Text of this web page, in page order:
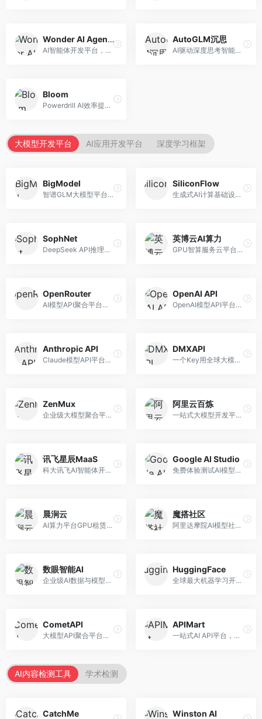
Wonder AI Agents
AI智能体开发平台，专注于低代码智能体创建。面向开发者，提供可视化开发、模板库、部署服务等功能，开发门槛低。
AutoGLM沉思
AI驱动深度思考智能体，专注于复杂推理任务。面向高级用户，提供深度分析、逻辑推理、决策支持等服务，推理能力强。
Bloom
Powerdrill AI效率提升平台，专注于企业智能化。面向企业用户，提供智能体创建、流程自动化、数据分析等服务，企业效率提升显著。
大模型开发平台 AI应用开发平台 深度学习框架
BigModel
智谱GLM大模型平台，提供API调用与模型服务。面向开发者和企业用户，提供GLM系列模型API、微调服务、应用开发工具等，开源生态完善。
SiliconFlow
生成式AI计算基础设施平台，专注于模型推理服务。面向开发者和企业，提供多模型API、高性能推理、成本优化等服务，推理性价比高。
SophNet
DeepSeek API推理平台，专注于DeepSeek模型服务。面向开发者，提供DeepSeek模型API、高性能推理、低成本服务，推理效率高。
英博云AI算力
GPU智算服务云平台，专注于AI算力租赁。面向AI研究者和企业，提供GPU租赁、模型训练、推理服务等，算力资源丰富。
OpenRouter
AI模型API聚合平台，整合多种主流大模型。面向开发者，提供统一API接口、模型对比、成本优化等服务，模型选择灵活。
OpenAI API
OpenAI模型API平台，提供GPT系列模型服务。面向开发者，提供模型API、微调服务、Assistants API等，是AI开发领域的基础设施。
Anthropic API
Claude模型API平台，专注于安全可靠的AI服务。面向开发者，提供Claude系列模型API、安全特性、企业级服务等，API质量高。
DMXAPI
一个Key用全球大模型的聚合平台。面向开发者，提供多模型统一API、简化接入、成本控制等服务，接入便捷。
ZenMux
企业级大模型聚合平台，专注于企业AI服务。面向企业用户，提供多模型管理、安全合规、成本优化等服务，企业级功能完善。
阿里云百炼
一站式大模型开发平台，深度整合阿里云服务。面向企业开发者和AI团队，提供模型训练、微调、部署、应用开发等全流程服务，企业级功能完善。
讯飞星辰MaaS
科大讯飞AI智能体开发平台，专注于企业级模型服务。面向企业用户，提供模型调用、智能体创建、行业解决方案等服务，中文能力突出。
Google AI Studio
免费体验测试AI模型的平台，深度整合Google生态。面向开发者和研究者，提供Gemini模型体验、API密钥管理、提示词测试等服务，免费使用。
晨涧云
AI算力平台GPU租赁服务，专注于弹性算力。面向开发者和研究者，提供GPU租赁、弹性调度、成本优化等服务，算力灵活。
魔搭社区
阿里达摩院AI模型社区，专注于中文AI生态。面向中文开发者，提供开源模型、数据集、开发工具等资源，中文模型丰富。
数眼智能AI
企业级AI数据与模型服务平台，专注于数据驱动AI。面向企业用户，提供数据管理、模型训练、部署服务等，数据治理能力强。
HuggingFace
全球最大机器学习开源社区，整合模型库与开发工具。面向AI研究者和开发者，提供开源模型、数据集、开发工具等资源，开源生态最完善。
CometAPI
大模型API聚合平台，整合多种AI模型服务。面向开发者，提供统一接口、模型切换、监控分析等服务，API管理便捷。
APIMart
一站式AI API平台，整合多种AI服务。面向开发者，提供模型API、图像处理、语音识别等服务，API种类丰富。
AI内容检测工具 学术检测
CatchMe Winston AI